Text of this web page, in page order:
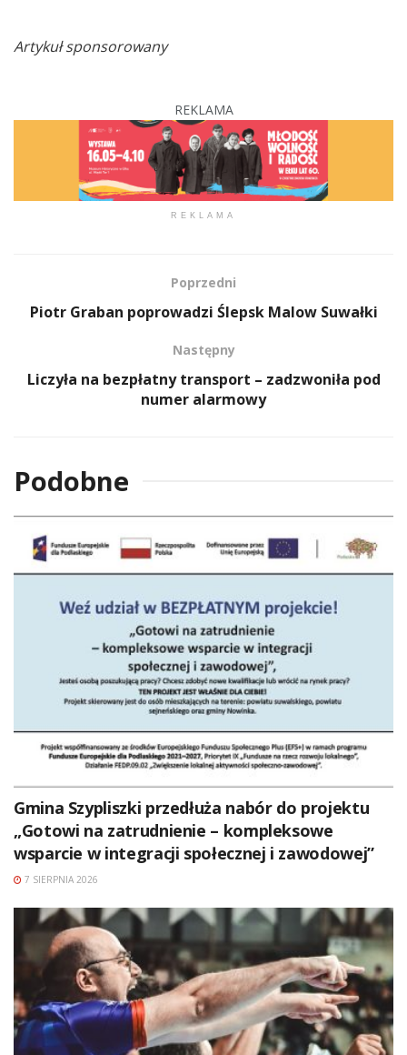
Artykuł sponsorowany
REKLAMA
REKLAMA
Poprzedni
Piotr Graban poprowadzi Ślepsk Malow Suwałki
Następny
Liczyła na bezpłatny transport – zadzwoniła pod
numer alarmowy
Podobne
Gmina Szypliszki przedłuża nabór do projektu
„Gotowi na zatrudnienie – kompleksowe
wsparcie w integracji społecznej i zawodowej”
7 SIERPNIA 2026